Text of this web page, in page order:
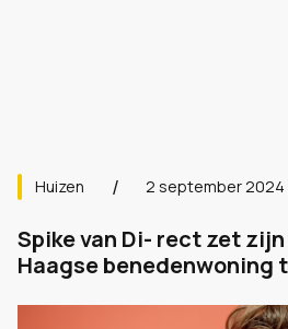
Huizen 2 september 2024
Spike van Di- rect zet
Haagse benedenwoning